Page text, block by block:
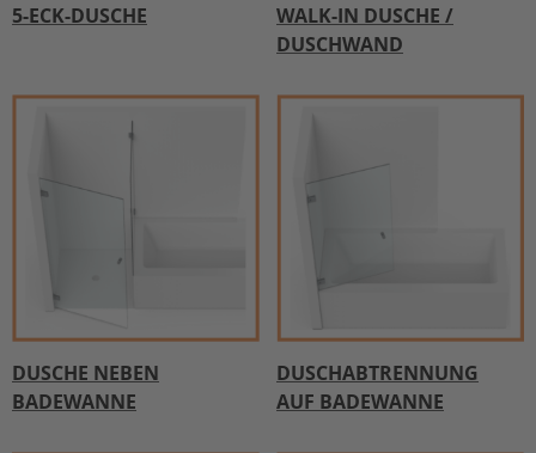
5-ECK-DUSCHE
WALK-IN DUSCHE /
DUSCHWAND
DUSCHE NEBEN
BADEWANNE
DUSCHABTRENNUNG
AUF BADEWANNE